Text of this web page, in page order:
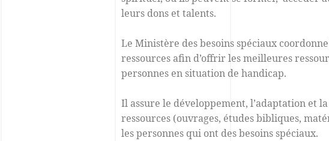
leurs dons et talents.
Le Ministère des besoins spéciaux
ressources afin d’offrir les meilleures
personnes en situation de handicap.
Il assure le développement, l’adaptation et
ressources (ouvrages, études bibliques,
les personnes qui ont des besoins spéciaux.